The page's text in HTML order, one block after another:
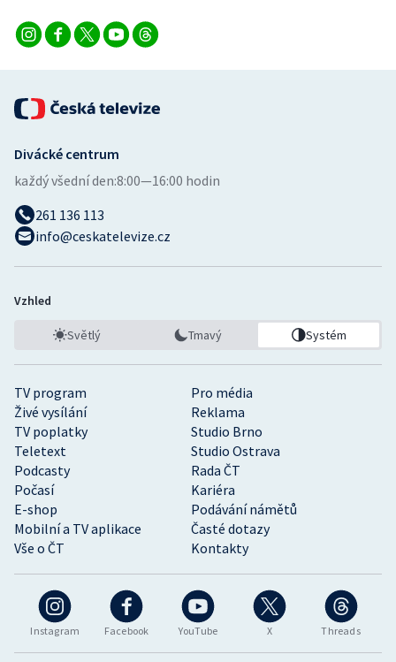
Instagram Facebook YouTube X Threads
TV program
Pro média
Živé vysílání
Reklama
TV poplatky
Studio Brno
Teletext
Studio Ostrava
Podcasty
Rada ČT
Počasí
Kariéra
E-shop
Podávání námětů
Mobilní a TV aplikace
Časté dotazy
Vše o ČT
Kontakty
Divácké centrum
každý všední den:8:00—16:00 hodin
261 136 113
info@ceskatelevize.cz
Vzhled
Světlý Tmavý Systém